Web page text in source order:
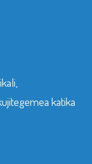
katika